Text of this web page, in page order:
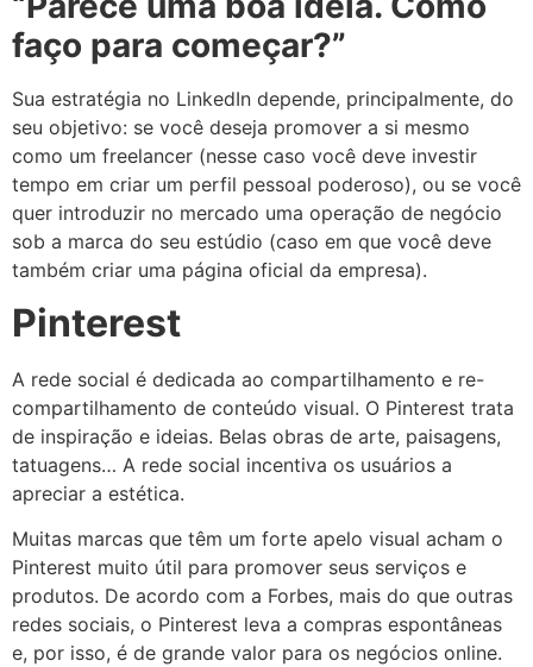
faço para começar?”
Sua estratégia no LinkedIn depende, principalmente, do
seu objetivo: se você deseja promover a si mesmo
como um freelancer (nesse caso você deve investir
tempo em criar um perfil pessoal poderoso), ou se você
quer introduzir no mercado uma operação de negócio
sob a marca do seu estúdio (caso em que você deve
também criar uma página oficial da empresa).
Pinterest
A rede social é dedicada ao compartilhamento e re-
compartilhamento de conteúdo visual. O Pinterest trata
de inspiração e ideias. Belas obras de arte, paisagens,
tatuagens… A rede social incentiva os usuários a
apreciar a estética.
Muitas marcas que têm um forte apelo visual acham o
Pinterest muito útil para promover seus serviços e
produtos. De acordo com a Forbes, mais do que outras
redes sociais, o Pinterest leva a compras espontâneas
e, por isso, é de grande valor para os negócios online.